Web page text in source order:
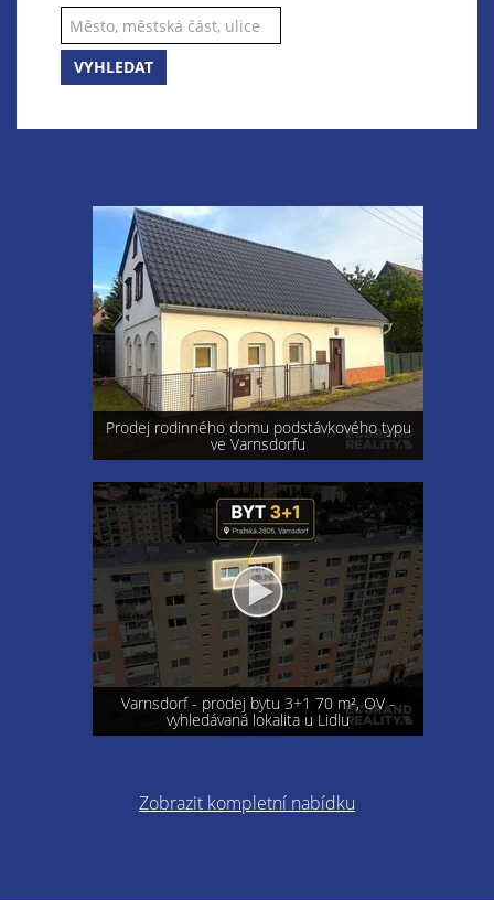
VYHLEDAT
Prodej rodinného domu podstávkového typu
ve Varnsdorfu
Varnsdorf - prodej bytu 3+1 70 m², OV -
vyhledávaná lokalita u Lidlu
Zobrazit kompletní nabídku